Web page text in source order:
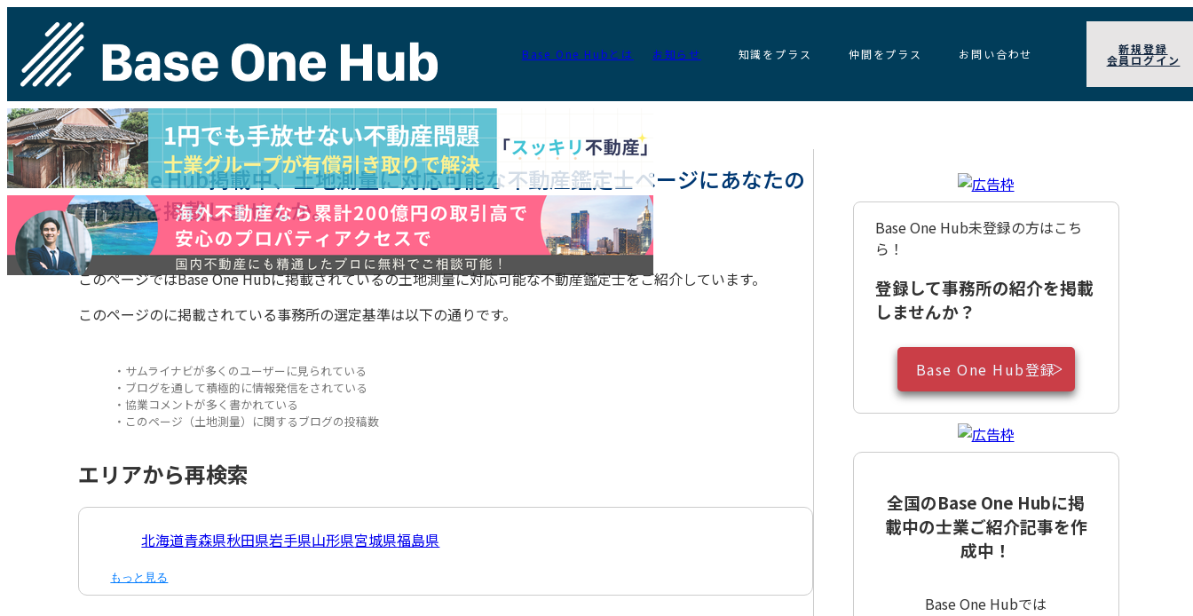
Base One Hubとは お知らせ 知識をプラス 仲間をプラス お問い合わせ 新規登録
会員ログイン
Bae One Hub掲載中、土地測量に対応可能な不動産鑑定士ページにあなたの
事務所を掲載しませんか。
このページではBase One Hubに掲載されているの土地測量に対応可能な不動産鑑定士をご紹介しています。
このページのに掲載されている事務所の選定基準は以下の通りです。
・サムライナビが多くのユーザーに見られている
・ブログを通して積極的に情報発信をされている
・協業コメントが多く書かれている
・このページ（土地測量）に関するブログの投稿数
エリアから再検索
北海道青森県秋田県岩手県山形県宮城県福島県
もっと見る
Base One Hub未登録の方はこち
ら！
登録して事務所の紹介を掲載
しませんか？
Base One Hub登録
全国のBase One Hubに掲
載中の士業ご紹介記事を作
成中！
Base One Hubでは